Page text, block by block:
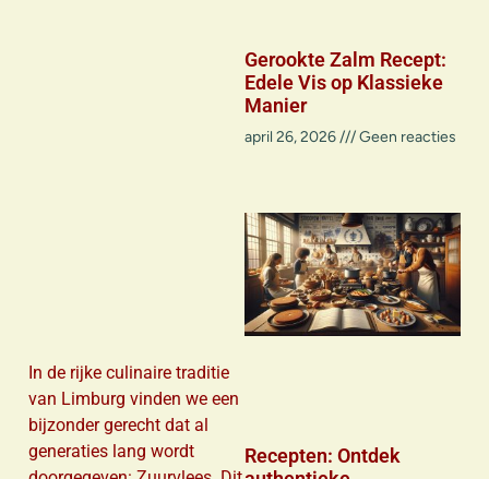
In de rijke culinaire traditie
van Limburg vinden we een
bijzonder gerecht dat al
generaties lang wordt
Gerookte Zalm Recept:
Edele Vis op Klassieke
Manier
april 26, 2026 Geen reacties
Recepten: Ontdek